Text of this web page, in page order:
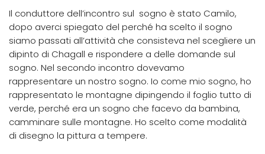
Il conduttore dell’incontro sul sogno è stato Camilo,
dopo averci spiegato del perché ha scelto il sogno
siamo passati all’attività che consisteva nel scegliere un
dipinto di Chagall e rispondere a delle domande sul
sogno. Nel secondo incontro dovevamo
rappresentare un nostro sogno. Io come mio sogno, ho
rappresentato le montagne dipingendo il foglio tutto di
verde, perché era un sogno che facevo da bambina,
camminare sulle montagne. Ho scelto come modalità
di disegno la pittura a tempere.